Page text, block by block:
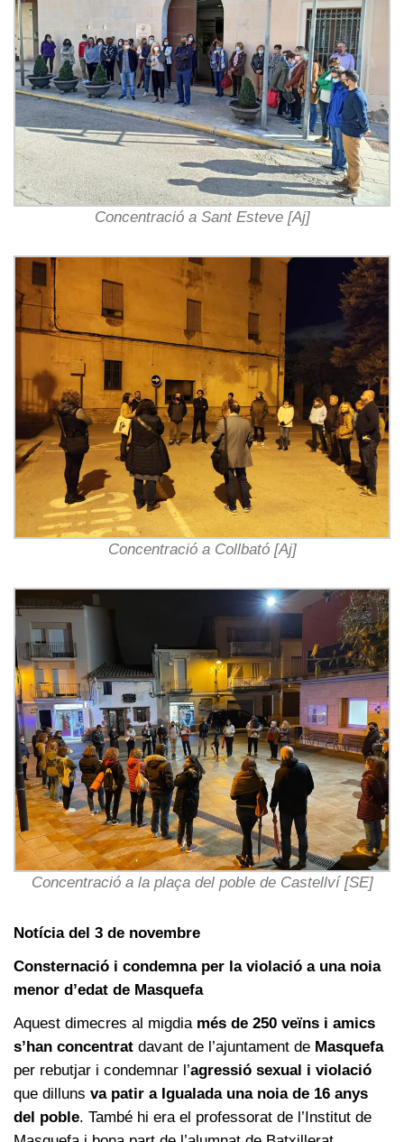
Concentració a Sant Esteve [Aj]
Concentració a Collbató [Aj]
Concentració a la plaça del poble de Castellví [SE]
Notícia del 3 de novembre
Consternació i condemna per la violació a una noia
menor d’edat de Masquefa
Aquest dimecres al migdia més de 250 veïns i amics
s’han concentrat davant de l’ajuntament de Masquefa
per rebutjar i condemnar l’agressió sexual i violació
que dilluns va patir a Igualada una noia de 16 anys
del poble. També hi era el professorat de l’Institut de